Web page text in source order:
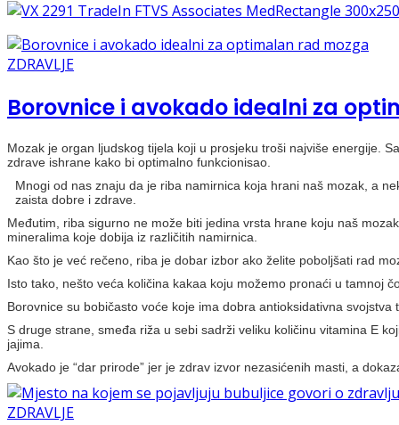
ZDRAVLJE
Borovnice i avokado idealni za
Mozak je organ ljudskog tijela koji u prosjeku troši najviše energije.
zdrave ishrane kako bi optimalno funkcionisao.
Mnogi od nas znaju da je riba namirnica koja hrani naš mozak, a
zaista dobre i zdrave.
Međutim, riba sigurno ne može biti jedina vrsta hrane koju naš
mineralima koje dobija iz različitih namirnica.
Kao što je već rečeno, riba je dobar izbor ako želite poboljšati rad
Isto tako, nešto veća količina kakaa koju možemo pronaći u tamnoj
Borovnice su bobičasto voće koje ima dobra antioksidativna
S druge strane, smeđa riža u sebi sadrži veliku količinu vitamina E
jajima.
Avokado je “dar prirode” jer je zdrav izvor nezasićenih masti, a
ZDRAVLJE